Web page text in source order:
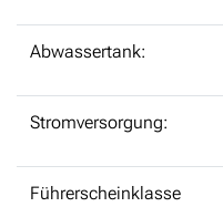
Abwassertank:
Stromversorgung:
Führerscheinklasse